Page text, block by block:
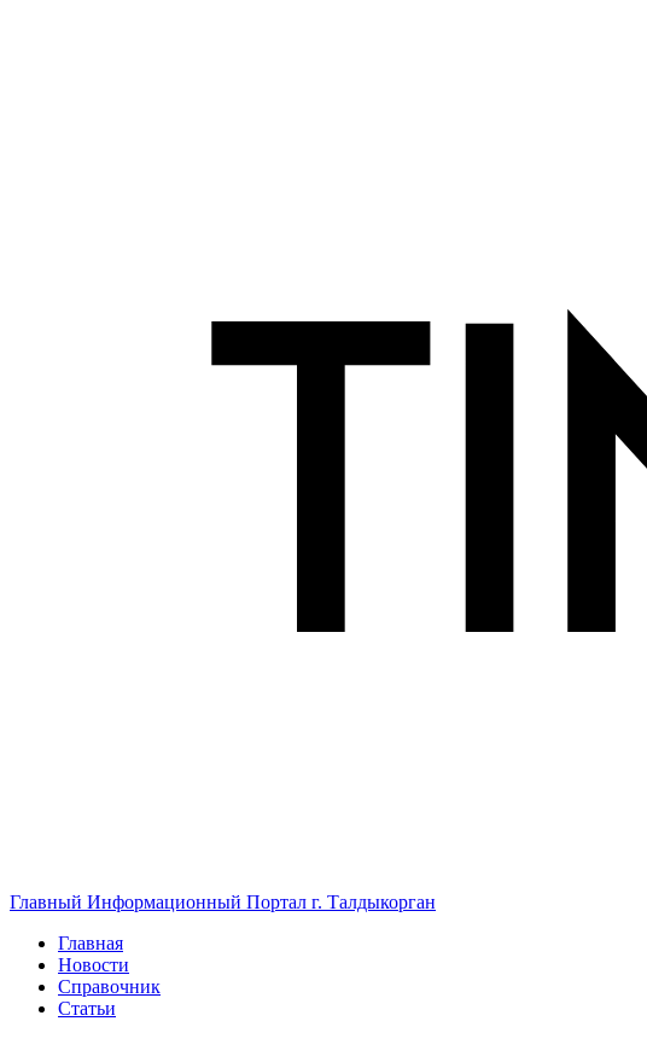
Главный Информационный Портал г. Талдыкорган
Главная
Новости
Справочник
Статьи